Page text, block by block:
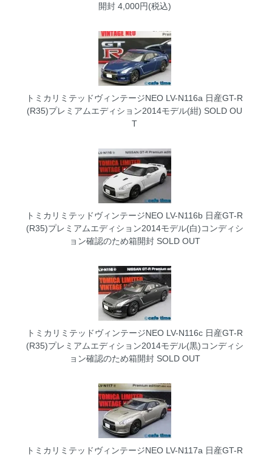
開封4,000円(税込)
トミカリミテッドヴィンテージNEO LV-N116a 日産GT-R
(R35)プレミアムエディション2014モデル(紺) SOLD OU
T
トミカリミテッドヴィンテージNEO LV-N116b 日産GT-R
(R35)プレミアムエディション2014モデル(白)コンディシ
ョン確認のため箱開封SOLD OUT
トミカリミテッドヴィンテージNEO LV-N116c 日産GT-R
(R35)プレミアムエディション2014モデル(黒)コンディシ
ョン確認のため箱開封SOLD OUT
トミカリミテッドヴィンテージNEO LV-N117a 日産GT-R